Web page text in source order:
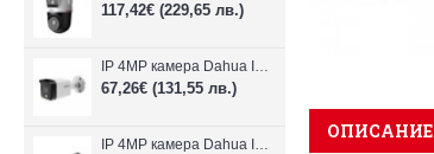
117,42€ (229,65 лв.)
IP 4MP камера Dahua IPC-B1E40-A-0280B, 2.8mm, IR 30m
67,26€ (131,55 лв.)
IP 4MP камера Dahua IPC-HFW1439TC1-A-LED-0280B-PRO, 2.8mm, IR 30m
ОПИСАНИЕ